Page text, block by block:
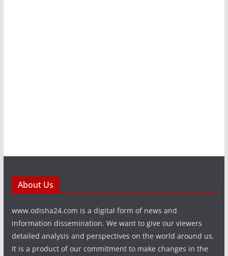
About Us
www.odisha24.com is a digital form of news and
information dissemination. We want to give our viewers
detailed analysis and perspectives on the world around us.
It is a product of our commitment to make changes in the